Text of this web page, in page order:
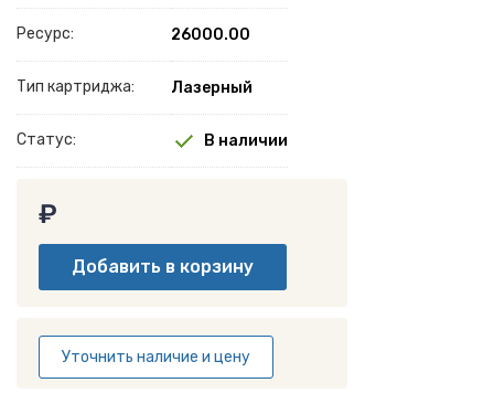
Ресурс: 26000.00
Тип картриджа: Лазерный
Статус: В наличии
₽
Уточнить наличие и цену